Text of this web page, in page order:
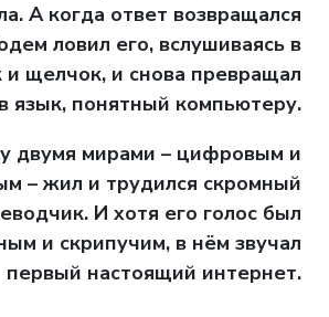
А когда ответ возвращался
ловил его, вслушиваясь в
щелчок, и снова превращал
язык, понятный компьютеру.
двумя мирами – цифровым и
– жил и трудился скромный
И хотя его голос был
и скрипучим, в нём звучал
первый настоящий интернет.